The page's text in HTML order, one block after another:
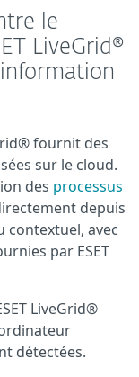
le
LiveGrid®
fournit des
sur le cloud.
des processus
depuis
contextuel, avec
par ESET
LiveGrid®
détectées.